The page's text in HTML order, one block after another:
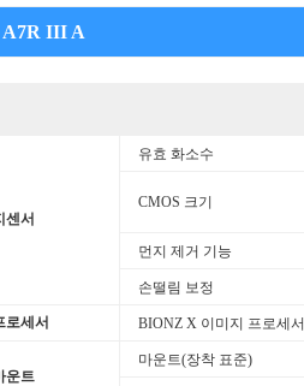
A7R III A
센서
유효 화소수
CMOS 크기
먼지 제거 기능
손떨림 보정
로세서 BIONZ X 이미지 프로세서
운트
마운트(장착 표준)